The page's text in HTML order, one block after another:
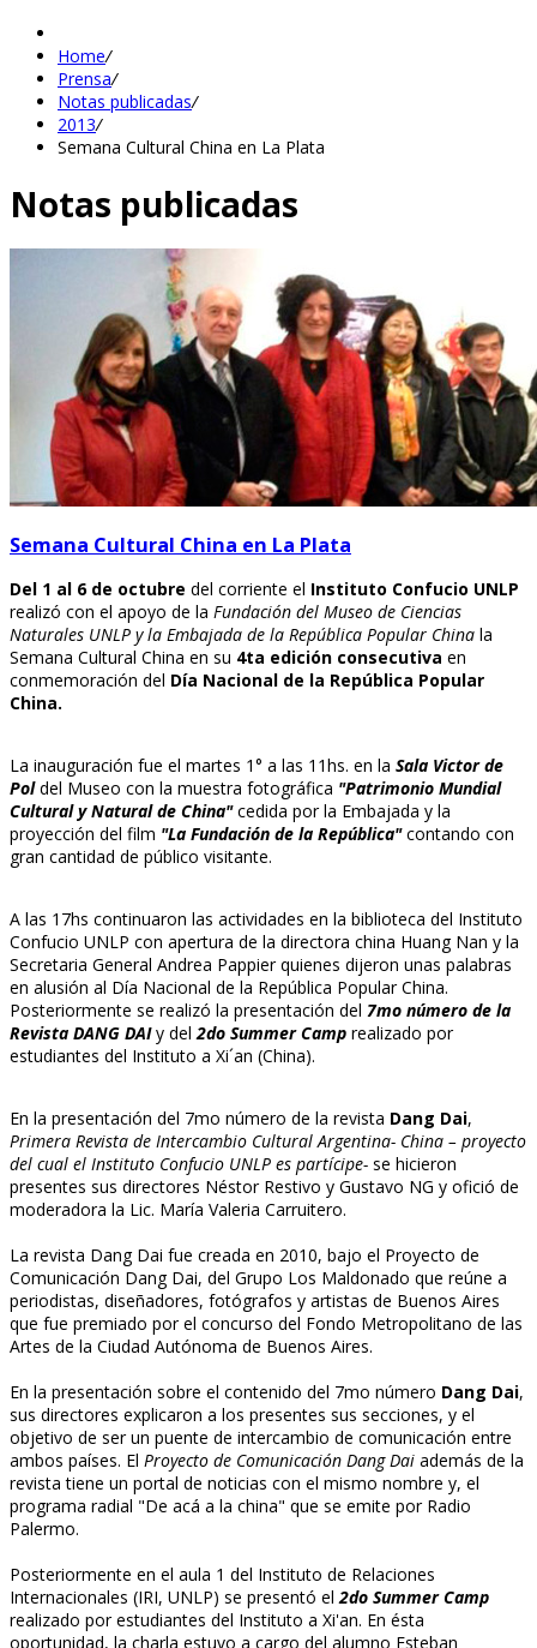
Home/
Prensa/
Notas publicadas/
2013/
Semana Cultural China en La Plata
Notas publicadas
Semana Cultural China en La Plata
Del 1 al 6 de octubre del corriente el Instituto Confucio UNLP
realizó con el apoyo de la Fundación del Museo de Ciencias
Naturales UNLP y la Embajada de la República Popular China la
Semana Cultural China en su 4ta edición consecutiva en
conmemoración del Día Nacional de la República Popular
China.
La inauguración fue el martes 1° a las 11hs. en la Sala Victor de
Poldel Museo con la muestra fotográfica "Patrimonio Mundial
Cultural y Natural de China"cedida por la Embajada y la
proyección del film "La Fundación de la República"contando con
gran cantidad de público visitante.
A las 17hs continuaron las actividades en la biblioteca del Instituto
Confucio UNLP con apertura de la directora china Huang Nan y la
Secretaria General Andrea Pappier quienes dijeron unas palabras
en alusión al Día Nacional de la República Popular China.
Posteriormente se realizó la presentación del 7mo número de la
Revista DANG DAIy del2do Summer Camp realizado por
estudiantes del Instituto a Xi´an (China).
En la presentación del 7mo número de la revista Dang Dai,
Primera Revista de Intercambio Cultural Argentina- China – proyecto
del cual el Instituto Confucio UNLP es partícipe- se hicieron
presentes sus directores Néstor Restivo y Gustavo NG y ofició de
moderadora la Lic. María Valeria Carruitero.
La revista Dang Dai fue creada en 2010, bajo el Proyecto de
Comunicación Dang Dai, del Grupo Los Maldonado que reúne a
periodistas, diseñadores, fotógrafos y artistas de Buenos Aires
que fue premiado por el concurso del Fondo Metropolitano de las
Artes de la Ciudad Autónoma de Buenos Aires.
En la presentación sobre el contenido del 7mo número Dang Dai,
sus directores explicaron a los presentes sus secciones, y el
objetivo de ser un puente de intercambio de comunicación entre
ambos países. El Proyecto de Comunicación Dang Dai además de la
revista tiene un portal de noticias con el mismo nombre y, el
programa radial "De acá a la china" que se emite por Radio
Palermo.
Posteriormente en el aula 1 del Instituto de Relaciones
Internacionales (IRI, UNLP) se presentó el2do Summer Camp
realizado por estudiantes del Instituto a Xi'an. En ésta
oportunidad, la charla estuvo a cargo del alumno Esteban